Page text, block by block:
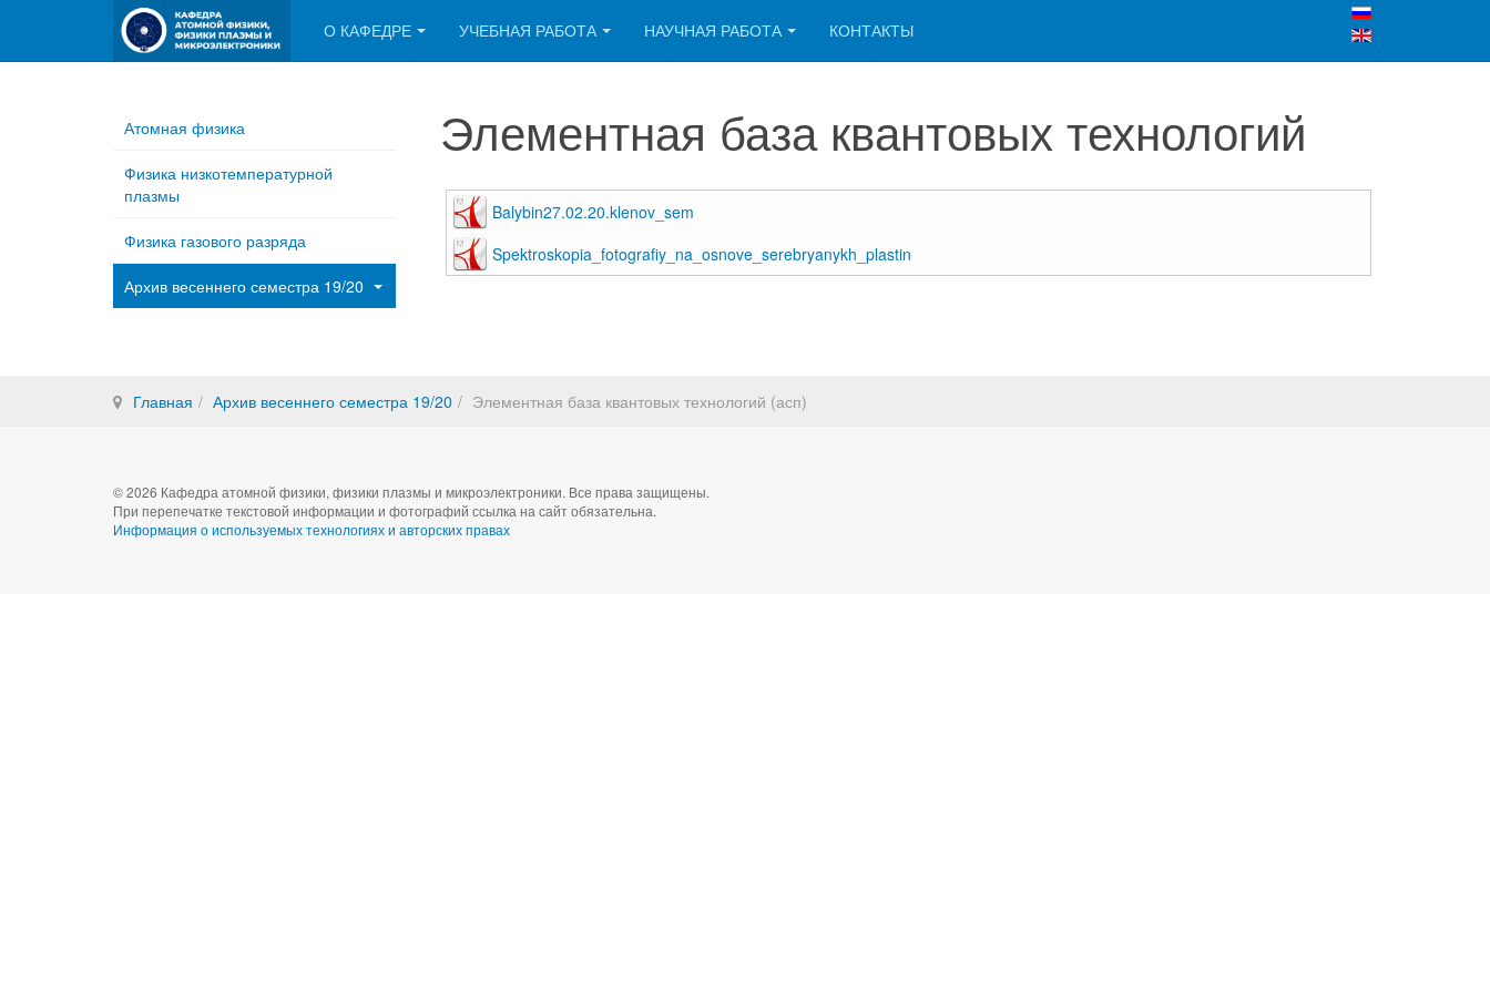
О КАФЕДРЕ УЧЕБНАЯ РАБОТА НАУЧНАЯ РАБОТА КОНТАКТЫ
Элементная база квантовых технологий
Balybin27.02.20.klenov_sem
Spektroskopia_fotografiy_na_osnove_serebryanykh_plastin
Атомная физика
Физика низкотемпературной
плазмы
Физика газового разряда
Архив весеннего семестра 19/20
Главная Архив весеннего семестра 19/20 Элементная база квантовых технологий (асп)
© 2026 Кафедра атомной физики, физики плазмы и микроэлектроники. Все права защищены.
При перепечатке текстовой информации и фотографий ссылка на сайт обязательна.
Информация о используемых технологиях и авторских правах